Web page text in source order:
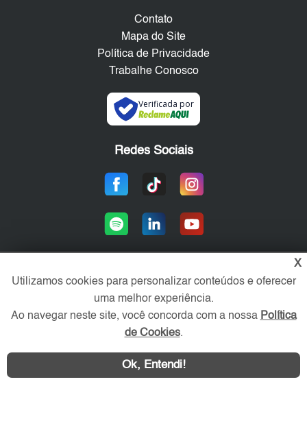
WhatsApp Contatar
Contato
Mapa do Site
Política de Privacidade
Trabalhe Conosco
Verificada por
Redes Sociais
Área exclusiva aos anunciantes,
acesse sua conta:
X
Utilizamos cookies para personalizar conteúdos e oferecer
uma melhor experiência.
Ao navegar neste site, você concorda com a nossa Política
de Cookies.
Ok, Entendi!